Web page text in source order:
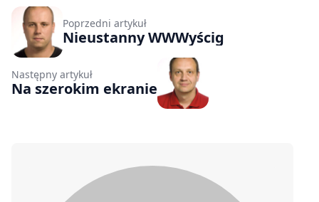
Poprzedni artykuł
Nieustanny WWWyścig
Następny artykuł
Na szerokim ekranie